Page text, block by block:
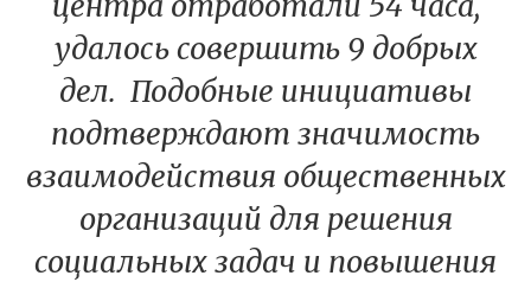
удалось совершить 9 добрых
дел. Подобные инициативы
подтверждают значимость
взаимодействия общественных
организаций для решения
социальных задач и повышения